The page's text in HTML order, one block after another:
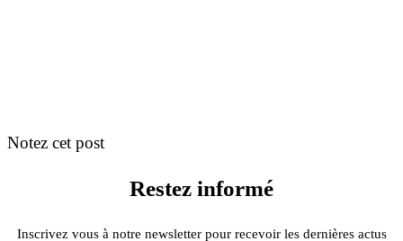
Notez cet post
Restez informé
Inscrivez vous à notre newsletter pour recevoir les dernières actus